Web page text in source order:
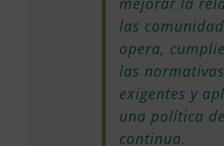
las
opera,
las
exigentes y
una política
continua.